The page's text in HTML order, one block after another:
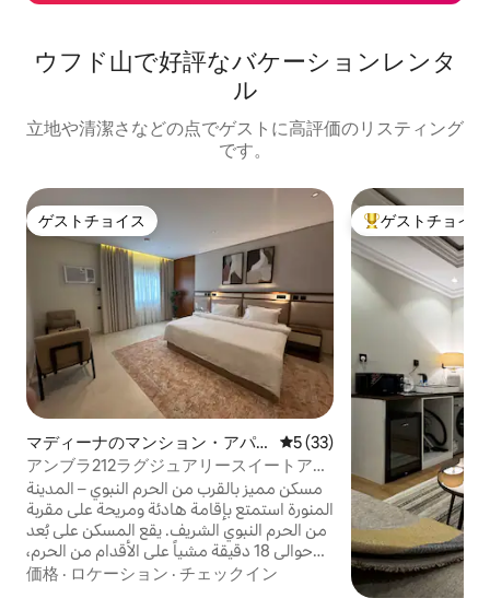
ウフド山で好評なバケーションレンタ
ル
立地や清潔さなどの点でゲストに高評価のリスティング
です。
ゲストチョイス
ゲストチョイス
マディーナのマンション・アパ
ート
レビュー33件、5つ星中5つ
5 (33)
アンブラ212ラグジュアリースイートアパ
ートメント、ハラムに近い
مسكن مميز بالقرب من الحرم النبوي – المدينة
المنورة استمتع بإقامة هادئة ومريحة على مقربة
من الحرم النبوي الشريف. يقع المسكن على بُعد
حوالي 18 دقيقة مشياً على الأقدام من الحرم،
مع توفر خيارات تنقّل سهلة وسريعة تناسب
価格 · ロケーション · チェックイン
大好評のゲスト
ゲストチョイス